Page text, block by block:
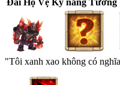
Đài Hộ Vệ Kỹ năng Tướng
"Tôi xanh xao không có